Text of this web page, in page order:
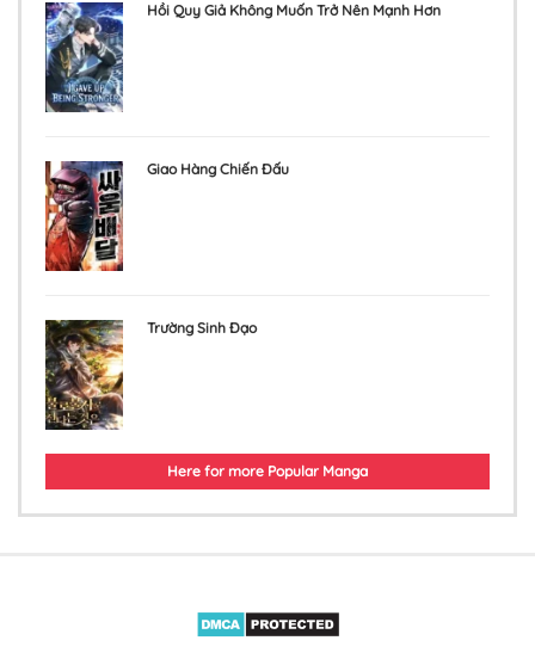
Chapter 73
3 tháng trước
3 tháng trước
Chapter 71
3 tháng trước
Chapter 70
3 tháng trước
Chapter 69
Chapter 68
Hồi Quy Giả Không Muốn Trở Nên Mạnh Hơn
Giao Hàng Chiến Đấu
Trường Sinh Đạo
Here for more Popular Manga